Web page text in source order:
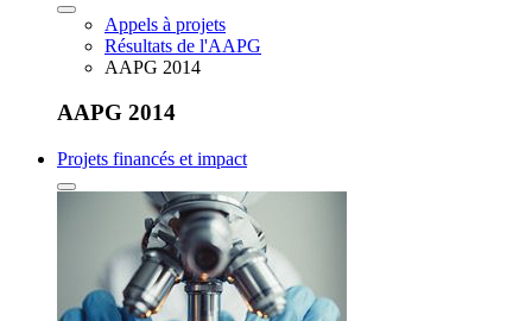
Appels à projets
Résultats de l'AAPG
AAPG 2014
AAPG 2014
Projets financés et impact